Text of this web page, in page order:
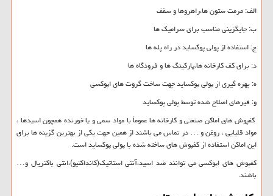
الف: مرمت ستون ها،راهروها و سقف
ب: جایگزینی مناسب برای سرامیک ها
ج: استفاده از پولی پوکساید در راه پله ها
د: برای کف کارخانه ها،پارکینگ ها و فرودگاه ها
ه: بهره گیری از پولی پوکساید جهت ساخت گروت های اپوکسی
و: قیرهای اصلاح شده توسط پولی پوکساید
کفپوش های اماکن صنعتی و کارخانه ها عموماً با مواد سمی و یا خورنده همچون اسیدها ،
مواد قلیایی ، روغن و … در تماس می باشند از همین جهت یکی از بهترین گزینه ها برای
این اماکن استفاده از کفپوش های ساخته شده با پولی پوکساید است.
کفپوش های اپوکسی می توانند ضد اسید،آنتی استاتیک(کانداکتیو)،انتی باکتریال و…
باشند.